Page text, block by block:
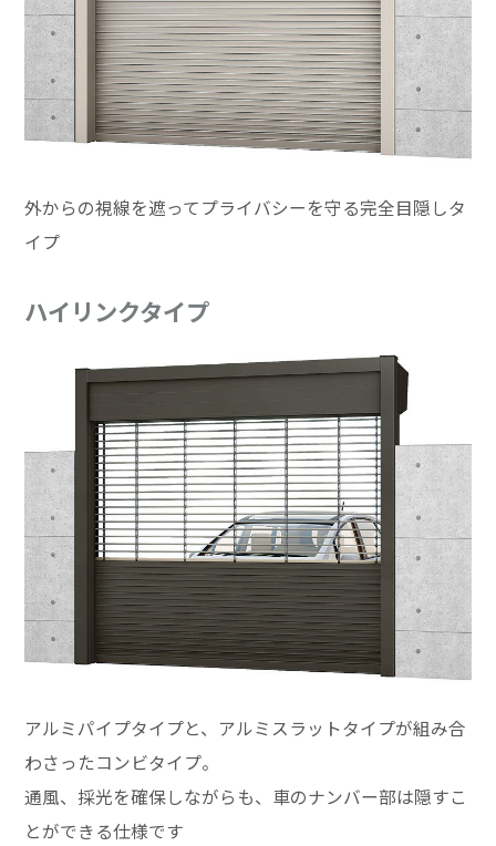
外からの視線を遮ってプライバシーを守る完全目隠しタ
イプ
ハイリンクタイプ
アルミパイプタイプと、アルミスラットタイプが組み合
わさったコンビタイプ。
通風、採光を確保しながらも、車のナンバー部は隠すこ
とができる仕様です